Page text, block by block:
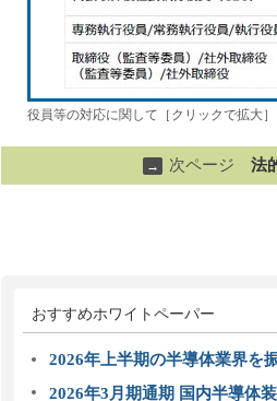
役員等の対応に関して［クリックで拡大
→ 次ページ 法
おすすめホワイトペーパー
2026年上半期の半導体業界
2026年3月期通期 国内半導体